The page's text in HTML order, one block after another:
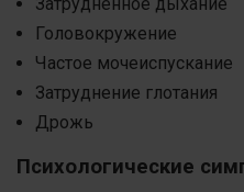
Головокружение
Частое мочеиспускание
Затруднение глотания
Дрожь
Психологические